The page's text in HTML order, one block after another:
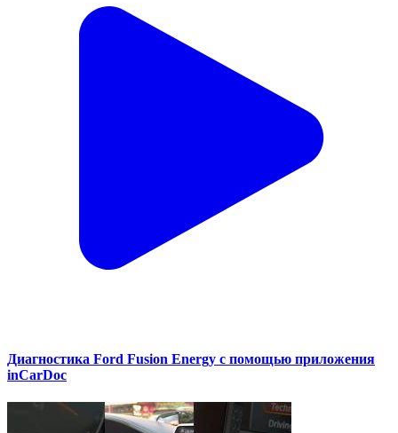
Диагностика Ford Fusion Energy с помощью приложения
inCarDoc